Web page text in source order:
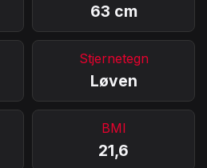
63 cm
Stjernetegn
Løven
BMI
21,6